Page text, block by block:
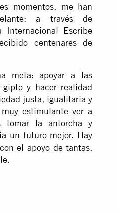
momentos, me han
a través de
Internacional Escribe
centenares de
meta: apoyar a las
y hacer realidad
justa, igualitaria y
estimulante ver a
tomar la antorcha y
un futuro mejor. Hay
el apoyo de tantas,